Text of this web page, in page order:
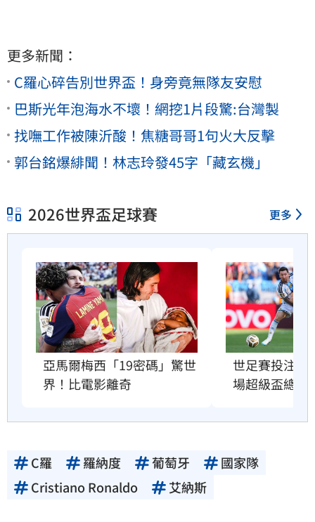
更多新聞：
C羅心碎告別世界盃！身旁竟無隊友安慰
巴斯光年泡海水不壞！網挖1片段驚:台灣製
找嘸工作被陳沂酸！焦糖哥哥1句火大反擊
郭台銘爆緋聞！林志玲發45字「藏玄機」
2026世界盃足球賽 更多
亞馬爾梅西「19密碼」驚世
界！比電影離奇
世足賽投注額
場超級盃總和
C羅 羅納度 葡萄牙
國家隊
Cristiano Ronaldo
艾納斯